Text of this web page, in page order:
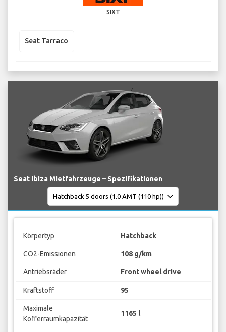
SIXT
Seat Tarraco
Seat Ibiza Mietfahrzeuge – Spezifikationen
Körpertyp Hatchback
CO2-Emissionen 108 g/km
Antriebsräder Front wheel drive
Kraftstoff 95
Maximale
Kofferraumkapazität
1165 l